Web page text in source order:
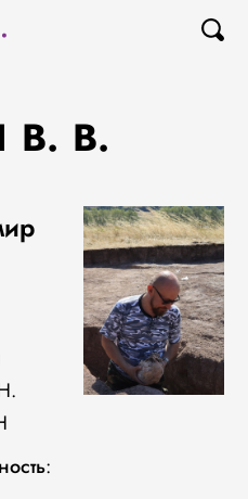
В. В.
: